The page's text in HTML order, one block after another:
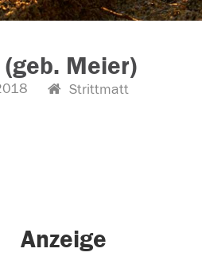
Meier)
Strittmatt
Anzeige